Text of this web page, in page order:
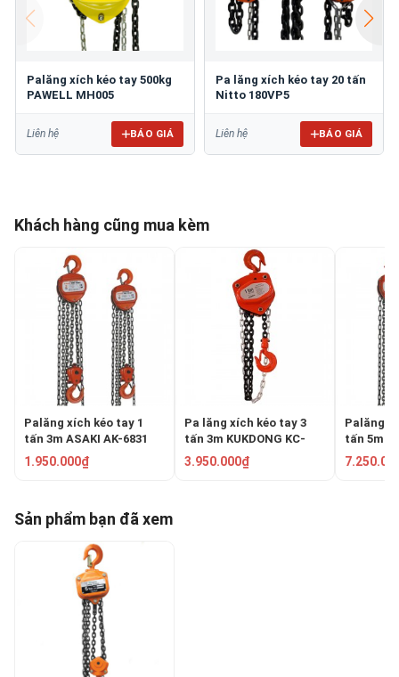
Palăng xích kéo tay 500kg
PAWELL MH005
Liên hệ BÁO GIÁ
Pa lăng xích kéo tay 20 tấn
Nitto 180VP5
Liên hệ BÁO GIÁ
Khách hàng cũng mua kèm
Palăng xích kéo tay 1
tấn 3m ASAKI AK-6831
1.950.000₫
Pa lăng xích kéo tay 3
tấn 3m KUKDONG KC-
70A-3T
3.950.000₫
Palăng
tấn 5m
Sản phẩm bạn đã xem